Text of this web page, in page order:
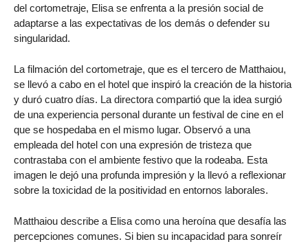
del cortometraje, Elisa se enfrenta a la presión social de
adaptarse a las expectativas de los demás o defender su
singularidad.
La filmación del cortometraje, que es el tercero de Matthaiou,
se llevó a cabo en el hotel que inspiró la creación de la historia
y duró cuatro días. La directora compartió que la idea surgió
de una experiencia personal durante un festival de cine en el
que se hospedaba en el mismo lugar. Observó a una
empleada del hotel con una expresión de tristeza que
contrastaba con el ambiente festivo que la rodeaba. Esta
imagen le dejó una profunda impresión y la llevó a reflexionar
sobre la toxicidad de la positividad en entornos laborales.
Matthaiou describe a Elisa como una heroína que desafía las
percepciones comunes. Si bien su incapacidad para sonreír